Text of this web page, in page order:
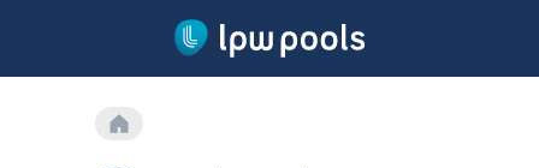
Accueil